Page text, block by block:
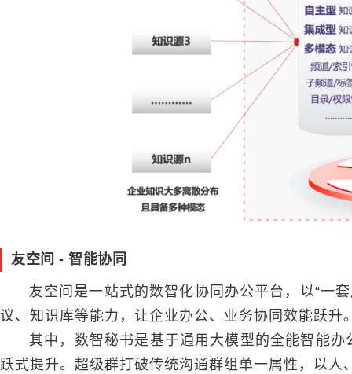
友空间 - 智能协同
友空间是一站式的数智化协同办公平台，以“一套
议、知识库等能力，让企业办公、业务协同效能跃升
其中，数智秘书是基于通用大模型的全能智能办
跃式提升。超级群打破传统沟通群组单一属性，以